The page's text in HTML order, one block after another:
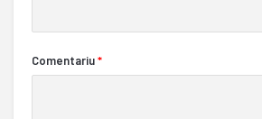
Comentariu*